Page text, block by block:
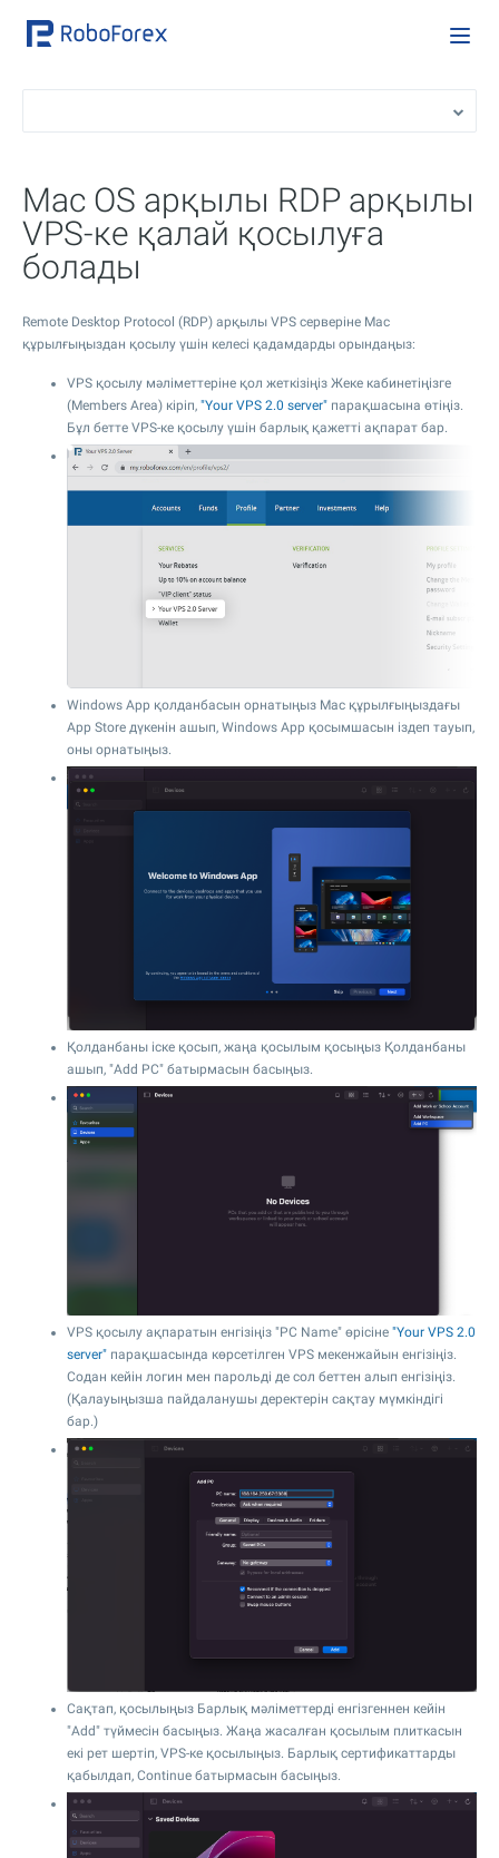
Mac OS арқылы RDP арқылы
VPS-ке қалай қосылуға
болады
Remote Desktop Protocol (RDP) арқылы VPS серверіне Mac
құрылғыңыздан қосылу үшін келесі қадамдарды орындаңыз:
VPS қосылу мәліметтеріне қол жеткізіңіз Жеке кабинетіңізге
(Members Area) кіріп, "Your VPS 2.0 server" парақшасына өтіңіз.
Бұл бетте VPS-ке қосылу үшін барлық қажетті ақпарат бар.
Windows App қолданбасын орнатыңыз Mac құрылғыңыздағы
App Store дүкенін ашып, Windows App қосымшасын іздеп тауып,
оны орнатыңыз.
Қолданбаны іске қосып, жаңа қосылым қосыңыз Қолданбаны
ашып, "Add PC" батырмасын басыңыз.
VPS қосылу ақпаратын енгізіңіз "PC Name" өрісіне "Your VPS 2.0
server" парақшасында көрсетілген VPS мекенжайын енгізіңіз.
Содан кейін логин мен парольді де сол беттен алып енгізіңіз.
(Қалауыңызша пайдаланушы деректерін сақтау мүмкіндігі
бар.)
Сақтап, қосылыңыз Барлық мәліметтерді енгізгеннен кейін
"Add" түймесін басыңыз. Жаңа жасалған қосылым плиткасын
екі рет шертіп, VPS-ке қосылыңыз. Барлық сертификаттарды
қабылдап, Continue батырмасын басыңыз.